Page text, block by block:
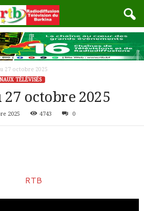
27 octobre 2025
TÉLÉVISÉS
27 octobre 2025
2025 4743 0